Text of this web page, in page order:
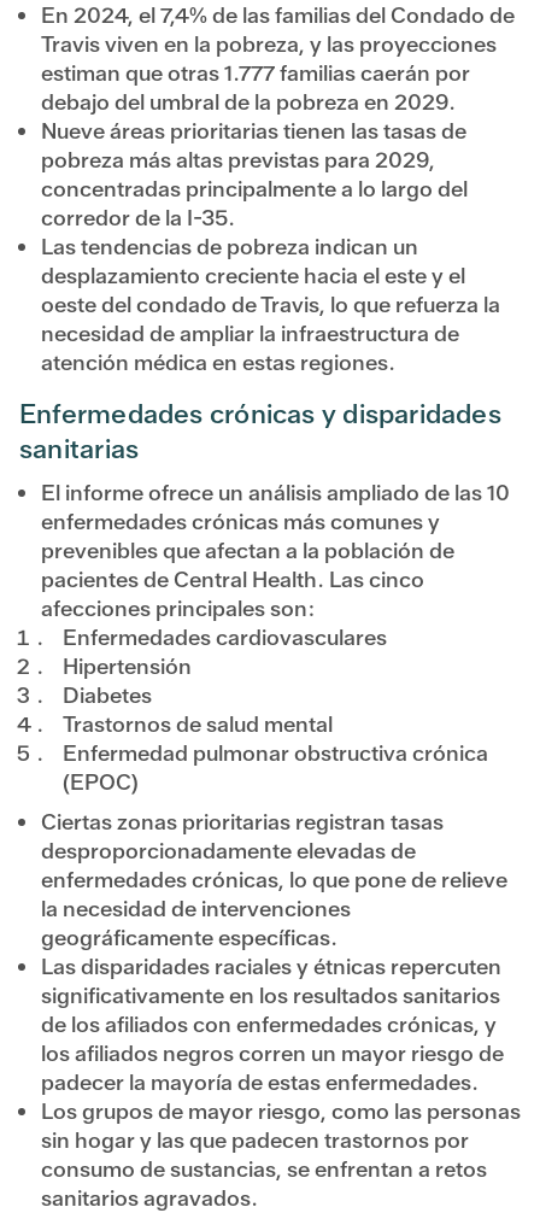
En 2024, el 7,4% de las familias del Condado de
Travis viven en la pobreza, y las proyecciones
estiman que otras 1.777 familias caerán por
debajo del umbral de la pobreza en 2029.
Nueve áreas prioritarias tienen las tasas de
pobreza más altas previstas para 2029,
concentradas principalmente a lo largo del
corredor de la I-35.
Las tendencias de pobreza indican un
desplazamiento creciente hacia el este y el
oeste del condado de Travis, lo que refuerza la
necesidad de ampliar la infraestructura de
atención médica en estas regiones.
Enfermedades crónicas y disparidades
sanitarias
El informe ofrece un análisis ampliado de las 10
enfermedades crónicas más comunes y
prevenibles que afectan a la población de
pacientes de Central Health. Las cinco
afecciones principales son:
Enfermedades cardiovasculares
Hipertensión
Diabetes
Trastornos de salud mental
Enfermedad pulmonar obstructiva crónica
(EPOC)
Ciertas zonas prioritarias registran tasas
desproporcionadamente elevadas de
enfermedades crónicas, lo que pone de relieve
la necesidad de intervenciones
geográficamente específicas.
Las disparidades raciales y étnicas repercuten
significativamente en los resultados sanitarios
de los afiliados con enfermedades crónicas, y
los afiliados negros corren un mayor riesgo de
padecer la mayoría de estas enfermedades.
Los grupos de mayor riesgo, como las personas
sin hogar y las que padecen trastornos por
consumo de sustancias, se enfrentan a retos
sanitarios agravados.